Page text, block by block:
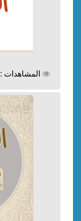
المشاهدات : 1379